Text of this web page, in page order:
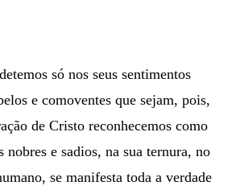
só nos seus sentimentos
e comoventes que sejam, pois,
de Cristo reconhecemos como
nobres e sadios, na sua ternura, no
se manifesta toda a verdade